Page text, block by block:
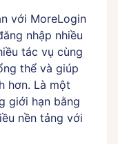
với MoreLogin
nhập nhiều
tác vụ cùng
thể và giúp
hơn. Là một
giới hạn bằng
nền tảng với